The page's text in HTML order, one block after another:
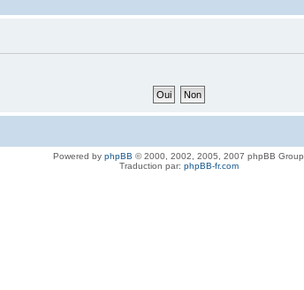
Powered by phpBB © 2000, 2002, 2005, 2007 phpBB Group
Traduction par: phpBB-fr.com